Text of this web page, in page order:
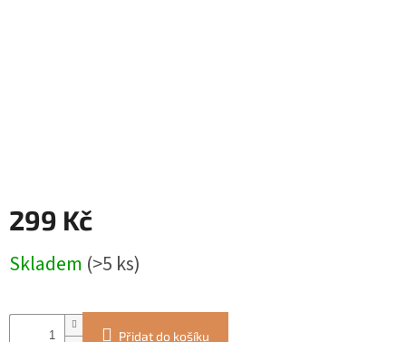
299 Kč
cena:
Skladem (>5 ks)
Přidat do košíku